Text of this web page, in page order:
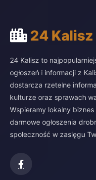
24 Kalisz
24 Kalisz to
ogłoszeń i informacji z
dostarcza rzetelne
kulturze oraz sprawach
Wspieramy lokalny
darmowe ogłoszenia
społeczność w zasięgu